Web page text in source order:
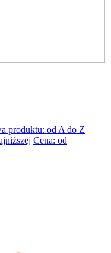
produktu: od A do Z
Cena: od